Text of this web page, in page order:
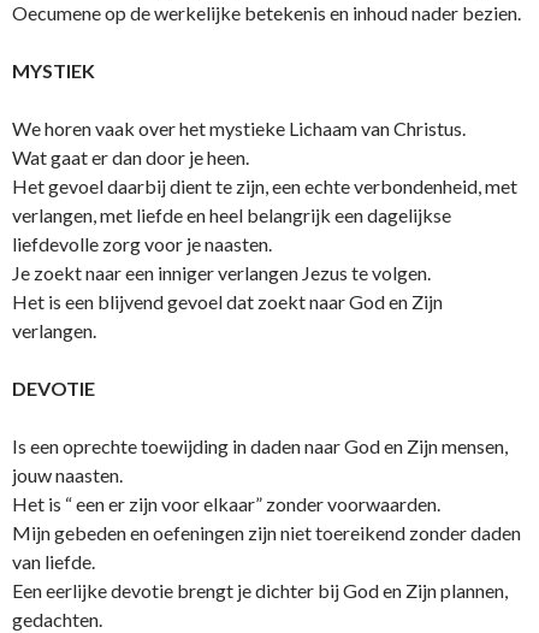
Oecumene op de werkelijke betekenis en inhoud nader bezien.
MYSTIEK
We horen vaak over het mystieke Lichaam van Christus.
Wat gaat er dan door je heen.
Het gevoel daarbij dient te zijn, een echte verbondenheid, met
verlangen, met liefde en heel belangrijk een dagelijkse
liefdevolle zorg voor je naasten.
Je zoekt naar een inniger verlangen Jezus te volgen.
Het is een blijvend gevoel dat zoekt naar God en Zijn
verlangen.
DEVOTIE
Is een oprechte toewijding in daden naar God en Zijn mensen,
jouw naasten.
Het is “ een er zijn voor elkaar” zonder voorwaarden.
Mijn gebeden en oefeningen zijn niet toereikend zonder daden
van liefde.
Een eerlijke devotie brengt je dichter bij God en Zijn plannen,
gedachten.